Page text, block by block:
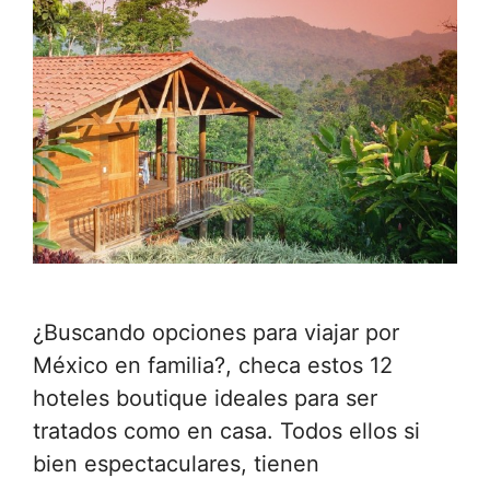
¿Buscando opciones para viajar por
México en familia?, checa estos 12
hoteles boutique ideales para ser
tratados como en casa. Todos ellos si
bien espectaculares, tienen